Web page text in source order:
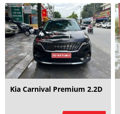
Kia Carnival Premium 2.2D